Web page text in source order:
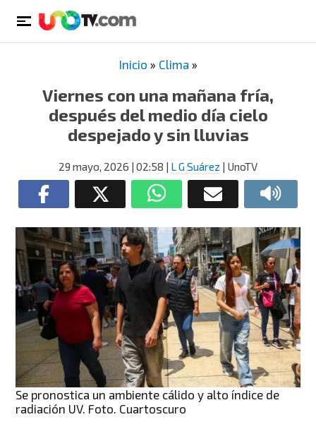
Inicio » Clima »
Viernes con una mañana fría,
después del medio día cielo
despejado y sin lluvias
29 mayo, 2026 | 02:58 | L G Suárez | UnoTV
Se pronostica un ambiente cálido y alto índice de
radiación UV. Foto. Cuartoscuro